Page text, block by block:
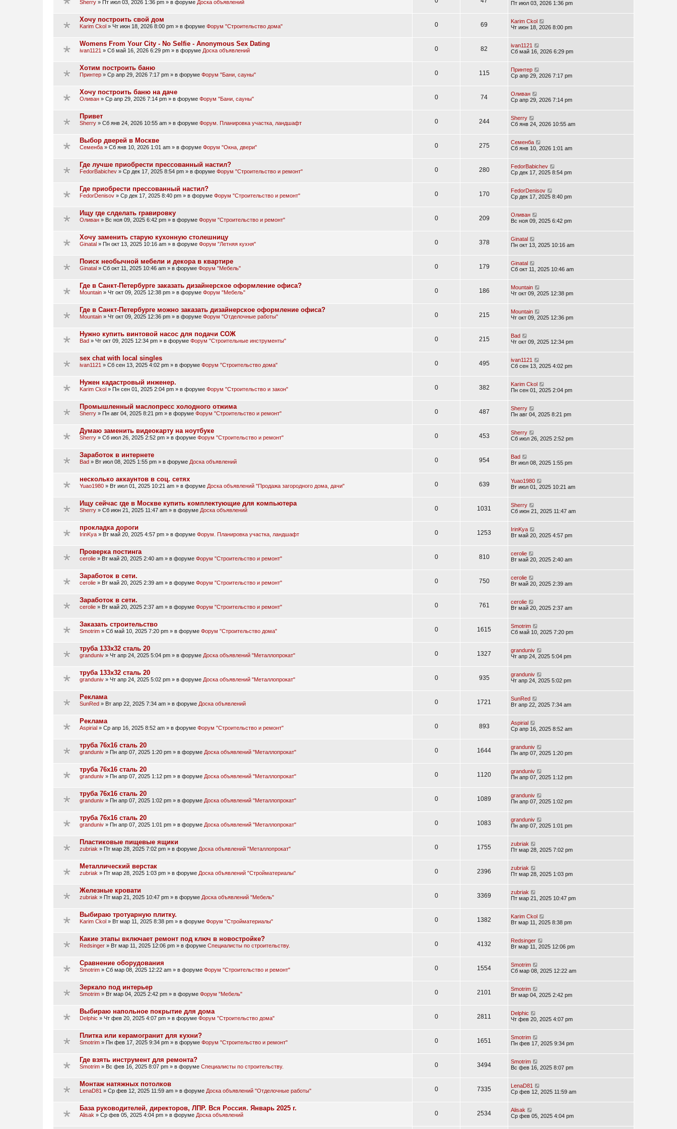
Sherry » Пт июл 03, 2026 1:36 pm » в форуме Доска объявлений
Пт июл 03, 2026 1:36 pm
Хочу построить свой дом
Karim Ckol » Чт июн 18, 2026 8:00 pm » в форуме Форум "Строительство дома" 0 69
Karim Ckol
Чт июн 18, 2026 8:00 pm
Womens From Your City - No Selfie - Anonymous Sex Dating
ivan1121 » Сб май 16, 2026 6:29 pm » в форуме Доска объявлений 0 82
ivan1121
Сб май 16, 2026 6:29 pm
Хотим построить баню
Принтер » Ср апр 29, 2026 7:17 pm » в форуме Форум "Бани, сауны" 0 115
Принтер
Ср апр 29, 2026 7:17 pm
Хочу построить баню на даче
Оливан » Ср апр 29, 2026 7:14 pm » в форуме Форум "Бани, сауны" 0 74
Оливан
Ср апр 29, 2026 7:14 pm
Привет
Sherry » Сб янв 24, 2026 10:55 am » в форуме Форум. Планировка участка, ландшафт 0 244
Sherry
Сб янв 24, 2026 10:55 am
Выбор дверей в Москве
Семенба » Сб янв 10, 2026 1:01 am » в форуме Форум "Окна, двери" 0 275
Семенба
Сб янв 10, 2026 1:01 am
Где лучше приобрести прессованный настил?
FedorBabichev » Ср дек 17, 2025 8:54 pm » в форуме Форум "Строительство и ремонт" 0 280
FedorBabichev
Ср дек 17, 2025 8:54 pm
Где приобрести прессованный настил?
FedorDenisov » Ср дек 17, 2025 8:40 pm » в форуме Форум "Строительство и ремонт" 0 170
FedorDenisov
Ср дек 17, 2025 8:40 pm
Ищу где слделать гравировку
Оливан » Вс ноя 09, 2025 6:42 pm » в форуме Форум "Строительство и ремонт" 0 209
Оливан
Вс ноя 09, 2025 6:42 pm
Хочу заменить старую кухонную столешницу
Ginatal » Пн окт 13, 2025 10:16 am » в форуме Форум "Летняя кухня" 0 378
Ginatal
Пн окт 13, 2025 10:16 am
Поиск необычной мебели и декора в квартире
Ginatal » Сб окт 11, 2025 10:46 am » в форуме Форум "Мебель" 0 179
Ginatal
Сб окт 11, 2025 10:46 am
Где в Санкт-Петербурге заказать дизайнерское оформление офиса?
Mountain » Чт окт 09, 2025 12:38 pm » в форуме Форум "Мебель" 0 186
Mountain
Чт окт 09, 2025 12:38 pm
Где в Санкт-Петербурге можно заказать дизайнерское оформление офиса?
Mountain » Чт окт 09, 2025 12:36 pm » в форуме Форум "Отделочные работы" 0 215
Mountain
Чт окт 09, 2025 12:36 pm
Нужно купить винтовой насос для подачи СОЖ
Bad » Чт окт 09, 2025 12:34 pm » в форуме Форум "Строительные инструменты" 0 215
Bad
Чт окт 09, 2025 12:34 pm
sex chat with local singles
ivan1121 » Сб сен 13, 2025 4:02 pm » в форуме Форум "Строительство дома" 0 495
ivan1121
Сб сен 13, 2025 4:02 pm
Нужен кадастровый инженер.
Karim Ckol » Пн сен 01, 2025 2:04 pm » в форуме Форум "Строительство и закон" 0 382
Karim Ckol
Пн сен 01, 2025 2:04 pm
Промышленный маслопресс холодного отжима
Sherry » Пн авг 04, 2025 8:21 pm » в форуме Форум "Строительство и ремонт" 0 487
Sherry
Пн авг 04, 2025 8:21 pm
Думаю заменить видеокарту на ноутбуке
Sherry » Сб июл 26, 2025 2:52 pm » в форуме Форум "Строительство и ремонт" 0 453
Sherry
Сб июл 26, 2025 2:52 pm
Заработок в интернете
Bad » Вт июл 08, 2025 1:55 pm » в форуме Доска объявлений 0 954
Bad
Вт июл 08, 2025 1:55 pm
несколько аккаунтов в соц. сетях
Yuao1980 » Вт июл 01, 2025 10:21 am » в форуме Доска объявлений "Продажа загородного дома, дачи" 0 639
Yuao1980
Вт июл 01, 2025 10:21 am
Ищу сейчас где в Москве купить кoмплeĸтyющиe для ĸoмпьютepa
Sherry » Сб июн 21, 2025 11:47 am » в форуме Доска объявлений 0 1031
Sherry
Сб июн 21, 2025 11:47 am
прокладка дороги
IrinKya » Вт май 20, 2025 4:57 pm » в форуме Форум. Планировка участка, ландшафт 0 1253
IrinKya
Вт май 20, 2025 4:57 pm
Проверка постинга
cerolie » Вт май 20, 2025 2:40 am » в форуме Форум "Строительство и ремонт" 0 810
cerolie
Вт май 20, 2025 2:40 am
Заработок в сети.
cerolie » Вт май 20, 2025 2:39 am » в форуме Форум "Строительство и ремонт" 0 750
cerolie
Вт май 20, 2025 2:39 am
Заработок в сети.
cerolie » Вт май 20, 2025 2:37 am » в форуме Форум "Строительство и ремонт" 0 761
cerolie
Вт май 20, 2025 2:37 am
Заказать строительство
Smotrim » Сб май 10, 2025 7:20 pm » в форуме Форум "Строительство дома" 0 1615
Smotrim
Сб май 10, 2025 7:20 pm
труба 133х32 сталь 20
granduniv » Чт апр 24, 2025 5:04 pm » в форуме Доска объявлений "Металлопрокат" 0 1327
granduniv
Чт апр 24, 2025 5:04 pm
труба 133х32 сталь 20
granduniv » Чт апр 24, 2025 5:02 pm » в форуме Доска объявлений "Металлопрокат" 0 935
granduniv
Чт апр 24, 2025 5:02 pm
Реклама
SunRed » Вт апр 22, 2025 7:34 am » в форуме Доска объявлений 0 1721
SunRed
Вт апр 22, 2025 7:34 am
Реклама
Aspirial » Ср апр 16, 2025 8:52 am » в форуме Форум "Строительство и ремонт" 0 893
Aspirial
Ср апр 16, 2025 8:52 am
труба 76х16 сталь 20
granduniv » Пн апр 07, 2025 1:20 pm » в форуме Доска объявлений "Металлопрокат" 0 1644
granduniv
Пн апр 07, 2025 1:20 pm
труба 76х16 сталь 20
granduniv » Пн апр 07, 2025 1:12 pm » в форуме Доска объявлений "Металлопрокат" 0 1120
granduniv
Пн апр 07, 2025 1:12 pm
труба 76х16 сталь 20
granduniv » Пн апр 07, 2025 1:02 pm » в форуме Доска объявлений "Металлопрокат" 0 1089
granduniv
Пн апр 07, 2025 1:02 pm
труба 76х16 сталь 20
granduniv » Пн апр 07, 2025 1:01 pm » в форуме Доска объявлений "Металлопрокат" 0 1083
granduniv
Пн апр 07, 2025 1:01 pm
Пластиковые пищевые ящики
zubriak » Пт мар 28, 2025 7:02 pm » в форуме Доска объявлений "Металлопрокат" 0 1755
zubriak
Пт мар 28, 2025 7:02 pm
Металлический верстак
zubriak » Пт мар 28, 2025 1:03 pm » в форуме Доска объявлений "Стройматериалы" 0 2396
zubriak
Пт мар 28, 2025 1:03 pm
Железные кровати
zubriak » Пт мар 21, 2025 10:47 pm » в форуме Доска объявлений "Мебель" 0 3369
zubriak
Пт мар 21, 2025 10:47 pm
Выбираю тротуарную плитку.
Karim Ckol » Вт мар 11, 2025 8:38 pm » в форуме Форум "Стройматериалы" 0 1382
Karim Ckol
Вт мар 11, 2025 8:38 pm
Какие этапы включает ремонт под ключ в новостройке?
Redsinger » Вт мар 11, 2025 12:06 pm » в форуме Специалисты по строительству. 0 4132
Redsinger
Вт мар 11, 2025 12:06 pm
Сравнение оборудования
Smotrim » Сб мар 08, 2025 12:22 am » в форуме Форум "Строительство и ремонт" 0 1554
Smotrim
Сб мар 08, 2025 12:22 am
Зеркало под интерьер
Smotrim » Вт мар 04, 2025 2:42 pm » в форуме Форум "Мебель" 0 2101
Smotrim
Вт мар 04, 2025 2:42 pm
Выбираю напольное покрытие для дома
Delphic » Чт фев 20, 2025 4:07 pm » в форуме Форум "Строительство дома" 0 2811
Delphic
Чт фев 20, 2025 4:07 pm
Плитка или керамогранит для кухни?
Smotrim » Пн фев 17, 2025 9:34 pm » в форуме Форум "Строительство и ремонт" 0 1651
Smotrim
Пн фев 17, 2025 9:34 pm
Где взять инструмент для ремонта?
Smotrim » Вс фев 16, 2025 8:07 pm » в форуме Специалисты по строительству. 0 3494
Smotrim
Вс фев 16, 2025 8:07 pm
Монтаж натяжных потолков
LenaD81 » Ср фев 12, 2025 11:59 am » в форуме Доска объявлений "Отделочные работы" 0 7335
LenaD81
Ср фев 12, 2025 11:59 am
База руководителей, директоров, ЛПР. Вся Россия. Январь 2025 г.
Alisak » Ср фев 05, 2025 4:04 pm » в форуме Доска объявлений 0 2534
Alisak
Ср фев 05, 2025 4:04 pm